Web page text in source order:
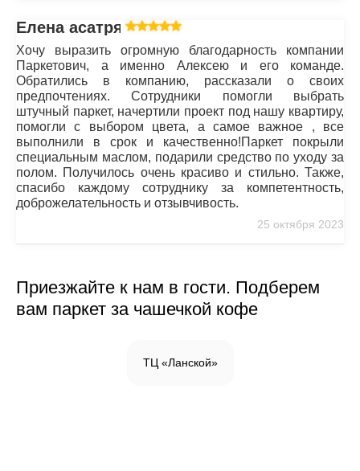
Елена асатрян
Хочу выразить огромную благодарность компании
Паркетович, а именно Алексею и его команде.
Обратились в компанию, рассказали о своих
предпочтениях. Сотрудники помогли выбрать
штучный паркет, начертили проект под нашу квартиру,
помогли с выбором цвета, а самое важное , все
выполнили в срок и качественно!Паркет покрыли
специальным маслом, подарили средство по уходу за
полом. Получилось очень красиво и стильно. Также,
спасибо каждому сотруднику за компетентность,
доброжелательность и отзывчивость.
25 октября 2023
Приезжайте к нам в гости. Подберем
вам паркет за чашечкой кофе
ТЦ «Ланской»